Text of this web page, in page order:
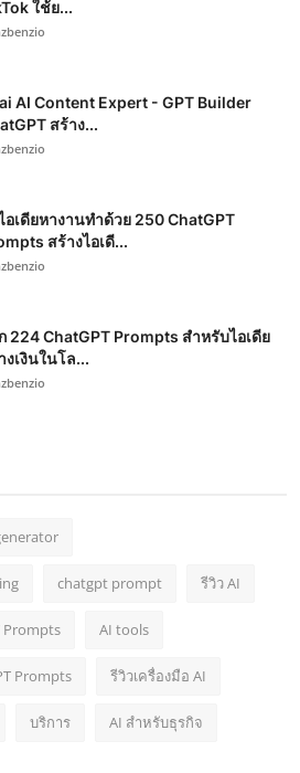
ใช้ย...
AI Content Expert - GPT Builder
สร้าง...
อเดียหางานทำด้วย 250 ChatGPT
สร้างไอเดี...
224 ChatGPT Prompts สำหรับไอเดีย
งเงินในโล...
chatgpt prompt รีวิว AI
Prompts AI tools
Prompts รีวิวเครื่องมือ AI
บริการ AI สำหรับธุรกิจ